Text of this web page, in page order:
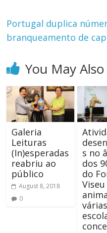
Portugal duplica
branqueamento de
You May
Galeria
Leituras
(In)esperadas
reabriu ao
público
August 8, 2018
0
s no
dos
do
Viseu
várias